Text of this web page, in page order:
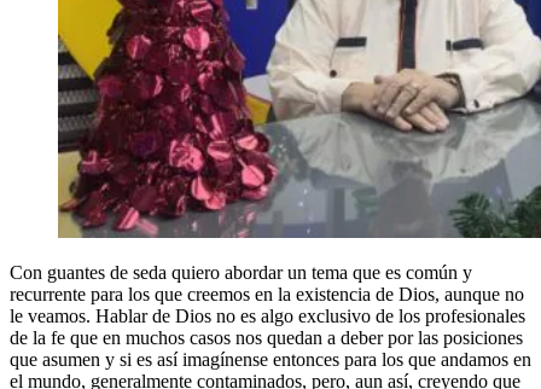
Con guantes de seda quiero abordar un tema que es común y
recurrente para los que creemos en la existencia de Dios, aunque no
le veamos. Hablar de Dios no es algo exclusivo de los profesionales
de la fe que en muchos casos nos quedan a deber por las posiciones
que asumen y si es así imagínense entonces para los que andamos en
el mundo, generalmente contaminados, pero, aun así, creyendo que